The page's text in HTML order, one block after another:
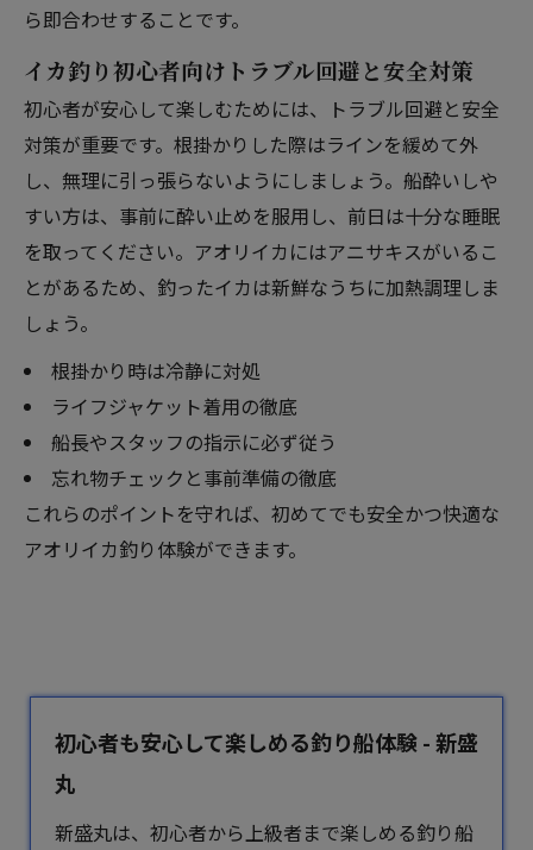
ら即合わせすることです。
イカ釣り初心者向けトラブル回避と安全対策
初心者が安心して楽しむためには、トラブル回避と安全
対策が重要です。根掛かりした際はラインを緩めて外
し、無理に引っ張らないようにしましょう。船酔いしや
すい方は、事前に酔い止めを服用し、前日は十分な睡眠
を取ってください。アオリイカにはアニサキスがいるこ
とがあるため、釣ったイカは新鮮なうちに加熱調理しま
しょう。
根掛かり時は冷静に対処
ライフジャケット着用の徹底
船長やスタッフの指示に必ず従う
忘れ物チェックと事前準備の徹底
これらのポイントを守れば、初めてでも安全かつ快適な
アオリイカ釣り体験ができます。
初心者も安心して楽しめる釣り船体験 - 新盛
丸
新盛丸は、初心者から上級者まで楽しめる釣り船